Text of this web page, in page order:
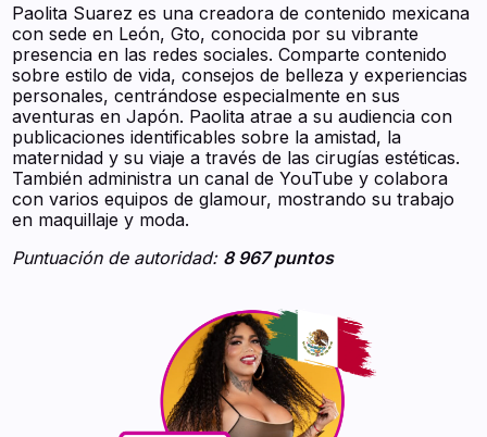
Paolita Suarez es una creadora de contenido mexicana
con sede en León, Gto, conocida por su vibrante
presencia en las redes sociales. Comparte contenido
sobre estilo de vida, consejos de belleza y experiencias
personales, centrándose especialmente en sus
aventuras en Japón. Paolita atrae a su audiencia con
publicaciones identificables sobre la amistad, la
maternidad y su viaje a través de las cirugías estéticas.
También administra un canal de YouTube y colabora
con varios equipos de glamour, mostrando su trabajo
en maquillaje y moda.
Puntuación de autoridad: 8 967 puntos